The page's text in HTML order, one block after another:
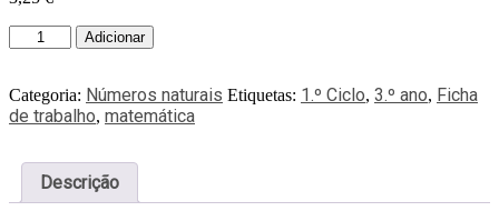
Adicionar
Categoria: Números naturais Etiquetas: 1.º Ciclo, 3.º ano, Ficha
de trabalho, matemática
Descrição